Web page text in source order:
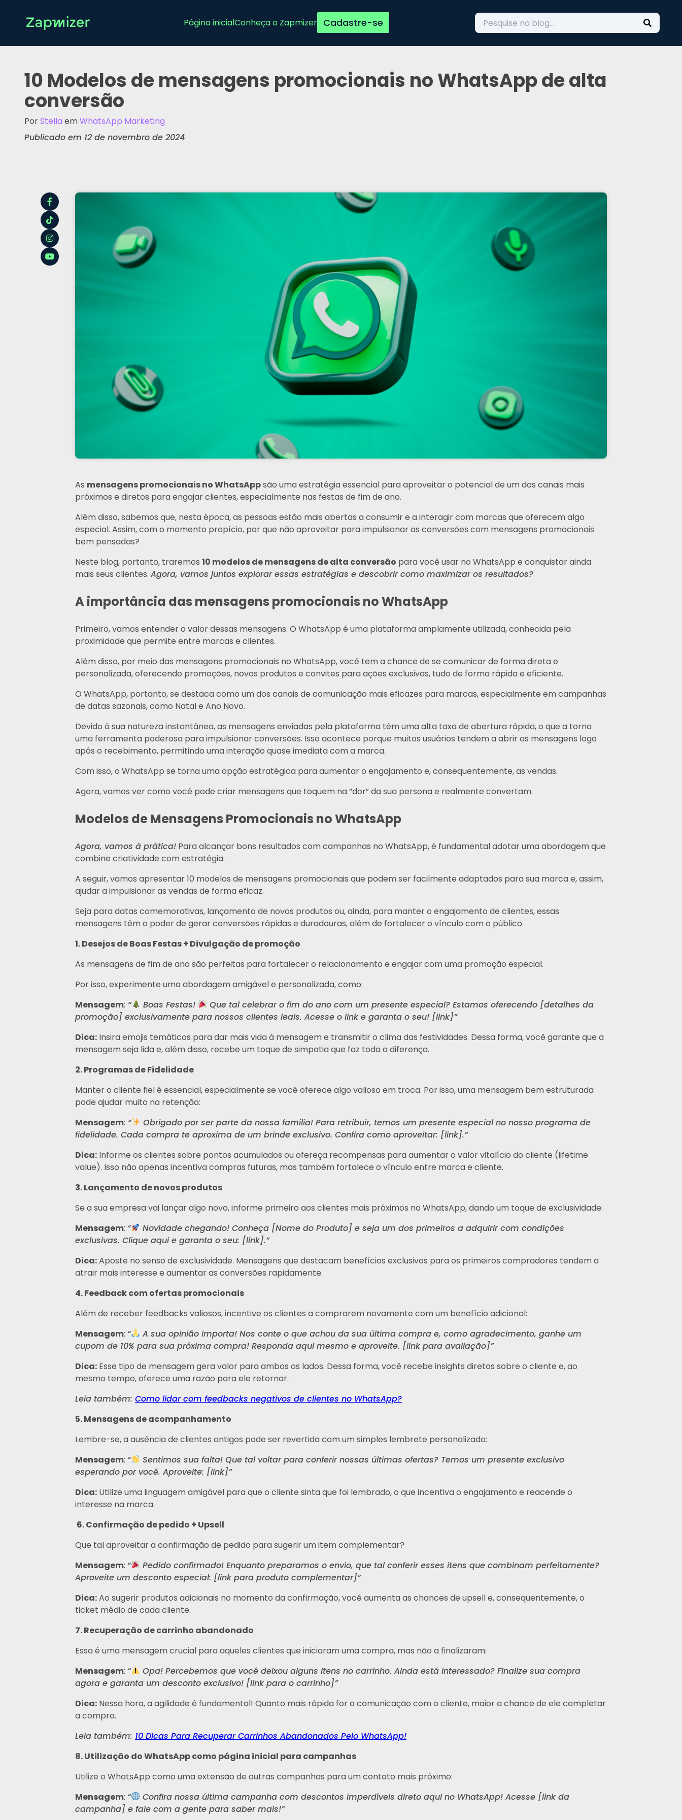
Página inicialConheça o Zapmizer Cadastre-se
10 Modelos de mensagens promocionais no WhatsApp de alta
conversão
PorStella emWhatsApp Marketing
Publicado em 12 de novembro de 2024
As mensagens promocionais no WhatsAppsão uma estratégia essencial para aproveitar o potencial de um dos canais mais
próximos e diretos para engajar clientes, especialmente nas festas de fim de ano.
Além disso, sabemos que, nesta época, as pessoas estão mais abertas a consumir e a interagir com marcas que oferecem algo
especial. Assim, com o momento propício, por que não aproveitar para impulsionar as conversões com mensagens promocionais
bem pensadas?
Neste blog, portanto, traremos 10 modelos de mensagens de alta conversão para você usar no WhatsApp e conquistar ainda
mais seus clientes. Agora, vamos juntos explorar essas estratégias e descobrir como maximizar os resultados?
A importância das mensagens promocionais no WhatsApp
Primeiro, vamos entender o valor dessas mensagens. O WhatsApp é uma plataforma amplamente utilizada, conhecida pela
proximidade que permite entre marcas e clientes.
Além disso, por meio das mensagens promocionais no WhatsApp, você tem a chance de se comunicar de forma direta e
personalizada, oferecendo promoções, novos produtos e convites para ações exclusivas, tudo de forma rápida e eficiente.
O WhatsApp, portanto, se destaca como um dos canais de comunicação mais eficazes para marcas, especialmente em campanhas
de datas sazonais, como Natal e Ano Novo.
Devido à sua natureza instantânea, as mensagens enviadas pela plataforma têm uma alta taxa de abertura rápida, o que a torna
uma ferramenta poderosa para impulsionar conversões. Isso acontece porque muitos usuários tendem a abrir as mensagens logo
após o recebimento, permitindo uma interação quase imediata com a marca.
Com isso, o WhatsApp se torna uma opção estratégica para aumentar o engajamento e, consequentemente, as vendas.
Agora, vamos ver como você pode criar mensagens que toquem na “dor” da sua persona e realmente convertam.
Modelos de Mensagens Promocionais no WhatsApp
Agora, vamos à prática! Para alcançar bons resultados com campanhas no WhatsApp, é fundamental adotar uma abordagem que
combine criatividade com estratégia.
A seguir, vamos apresentar 10 modelos de mensagens promocionais que podem ser facilmente adaptados para sua marca e, assim,
ajudar a impulsionar as vendas de forma eficaz.
Seja para datas comemorativas, lançamento de novos produtos ou, ainda, para manter o engajamento de clientes, essas
mensagens têm o poder de gerar conversões rápidas e duradouras, além de fortalecer o vínculo com o público.
1. Desejos de Boas Festas + Divulgação de promoção
As mensagens de fim de ano são perfeitas para fortalecer o relacionamento e engajar com uma promoção especial.
Por isso, experimente uma abordagem amigável e personalizada, como:
Mensagem: “ Boas Festas!
Que tal celebrar o fim do ano com um presente especial? Estamos oferecendo [detalhes da
promoção] exclusivamente para nossos clientes leais. Acesse o link e garanta o seu! [link]”
Dica: Insira emojis temáticos para dar mais vida à mensagem e transmitir o clima das festividades. Dessa forma, você garante que a
mensagem seja lida e, além disso, recebe um toque de simpatia que faz toda a diferença.
2. Programas de Fidelidade
Manter o cliente fiel é essencial, especialmente se você oferece algo valioso em troca. Por isso, uma mensagem bem estruturada
pode ajudar muito na retenção:
Mensagem: “
Obrigado por ser parte da nossa família! Para retribuir, temos um presente especial no nosso programa de
fidelidade. Cada compra te aproxima de um brinde exclusivo. Confira como aproveitar: [link].”
Dica: Informe os clientes sobre pontos acumulados ou ofereça recompensas para aumentar o valor vitalício do cliente (lifetime
value). Isso não apenas incentiva compras futuras, mas também fortalece o vínculo entre marca e cliente.
3. Lançamento de novos produtos
Se a sua empresa vai lançar algo novo, informe primeiro aos clientes mais próximos no WhatsApp, dando um toque de exclusividade:
Mensagem: “
Novidade chegando! Conheça [Nome do Produto] e seja um dos primeiros a adquirir com condições
exclusivas. Clique aqui e garanta o seu: [link].”
Dica:Aposte no senso de exclusividade. Mensagens que destacam benefícios exclusivos para os primeiros compradores tendem a
atrair mais interesse e aumentar as conversões rapidamente.
4. Feedback com ofertas promocionais
Além de receber feedbacks valiosos, incentive os clientes a comprarem novamente com um benefício adicional:
Mensagem: “
A sua opinião importa! Nos conte o que achou da sua última compra e, como agradecimento, ganhe um
cupom de 10% para sua próxima compra! Responda aqui mesmo e aproveite. [link para avaliação]”
Dica: Esse tipo de mensagem gera valor para ambos os lados. Dessa forma, você recebe insights diretos sobre o cliente e, ao
mesmo tempo, oferece uma razão para ele retornar.
Leia também: Como lidar com feedbacks negativos de clientes no WhatsApp?
5. Mensagens de acompanhamento
Lembre-se, a ausência de clientes antigos pode ser revertida com um simples lembrete personalizado:
Mensagem: “
Sentimos sua falta! Que tal voltar para conferir nossas últimas ofertas? Temos um presente exclusivo
esperando por você. Aproveite: [link]”
Dica: Utilize uma linguagem amigável para que o cliente sinta que foi lembrado, o que incentiva o engajamento e reacende o
interesse na marca.
6. Confirmação de pedido + Upsell
Que tal aproveitar a confirmação de pedido para sugerir um item complementar?
Mensagem: “
Pedido confirmado! Enquanto preparamos o envio, que tal conferir esses itens que combinam perfeitamente?
Aproveite um desconto especial: [link para produto complementar]”
Dica:Ao sugerir produtos adicionais no momento da confirmação, você aumenta as chances de upsell e, consequentemente, o
ticket médio de cada cliente.
7. Recuperação de carrinho abandonado
Essa é uma mensagem crucial para aqueles clientes que iniciaram uma compra, mas não a finalizaram:
Mensagem: “
Opa! Percebemos que você deixou alguns itens no carrinho. Ainda está interessado? Finalize sua compra
agora e garanta um desconto exclusivo! [link para o carrinho]”
Dica: Nessa hora, a agilidade é fundamental! Quanto mais rápida for a comunicação com o cliente, maior a chance de ele completar
a compra.
Leia também: 10 Dicas Para Recuperar Carrinhos Abandonados Pelo WhatsApp!
8. Utilização do WhatsApp como página inicial para campanhas
Utilize o WhatsApp como uma extensão de outras campanhas para um contato mais próximo:
Mensagem: “
Confira nossa última campanha com descontos imperdíveis direto aqui no WhatsApp! Acesse [link da
campanha] e fale com a gente para saber mais!”